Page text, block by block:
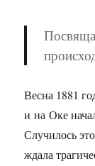
Весна 1881
и на Оке
Случилось
ждала